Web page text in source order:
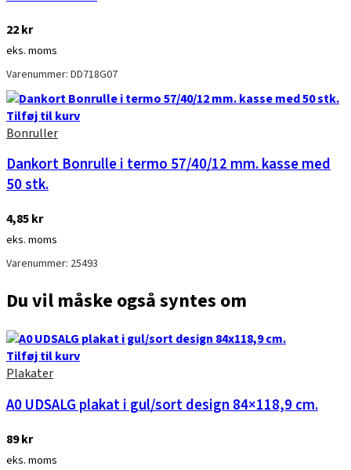
22kr
eks. moms
Varenummer: DD718G07
Tilføj til kurv
Bonruller
Dankort Bonrulle i termo 57/40/12 mm. kasse med
50 stk.
4,85kr
eks. moms
Varenummer: 25493
Du vil måske også syntes om
Tilføj til kurv
Plakater
A0 UDSALG plakat i gul/sort design 84×118,9 cm.
89kr
eks. moms